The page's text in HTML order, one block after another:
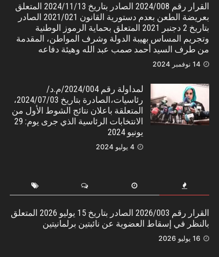
القرار رقم 2024/008 الصادر بتاريخ 2024/11/13 المتعلق
بعريضة الطعن بعدم دستورية القانون 2021/021 الصادر
بتاريخ 2 دجنبر 2021 المتعلق بحماية الرموز الوطنية
وتجريم المساس بهيبة الدولة وشرف المواطن، المقدمة
من طرف السيد أحمد صمب عبد الله وهيئة دفاعه
14 نوفمبر 2024
لمداولة رقم 2024/004/م.د/
رئاسيات،الصادرة بتاريخ 2024/07/03،
المتعلقة باعلان نتائج الشوط الأول من
الانتخابات الرئاسية الذي جرى يوم: 29
يونيو 2024
4 يوليو 2024
القرار رقم 2026/003 الصادر بتاريخ 15 يوليو 2026 المتعلق
بالنظر في إسقاط العضوية عن نائبتين برلمانيتين
16 يوليو 2026